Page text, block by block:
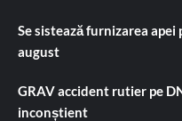
Se sistează furnizarea
august
GRAV accident rutier pe
inconștient